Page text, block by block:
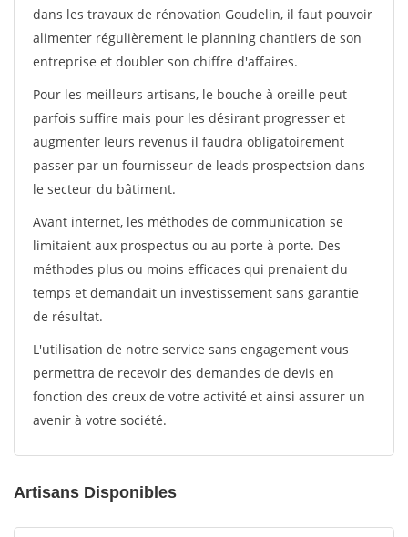
dans les travaux de rénovation Goudelin, il faut pouvoir
alimenter régulièrement le planning chantiers de son
entreprise et doubler son chiffre d'affaires.
Pour les meilleurs artisans, le bouche à oreille peut
parfois suffire mais pour les désirant progresser et
augmenter leurs revenus il faudra obligatoirement
passer par un fournisseur de leads prospectsion dans
le secteur du bâtiment.
Avant internet, les méthodes de communication se
limitaient aux prospectus ou au porte à porte. Des
méthodes plus ou moins efficaces qui prenaient du
temps et demandait un investissement sans garantie
de résultat.
L'utilisation de notre service sans engagement vous
permettra de recevoir des demandes de devis en
fonction des creux de votre activité et ainsi assurer un
avenir à votre société.
Artisans Disponibles